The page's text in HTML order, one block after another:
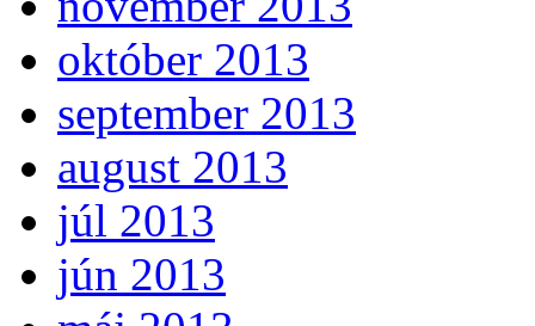
október 2013
september 2013
august 2013
júl 2013
jún 2013